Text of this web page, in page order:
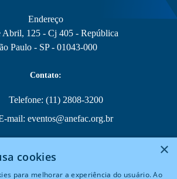
Endereço
Abril, 125 - Cj 405 - República
Paulo - SP - 01043-000
Contato:
Telefone: (11) 2808-3200
mail: eventos@anefac.org.br
×
cookies
para melhorar a experiência do usuário. Ao